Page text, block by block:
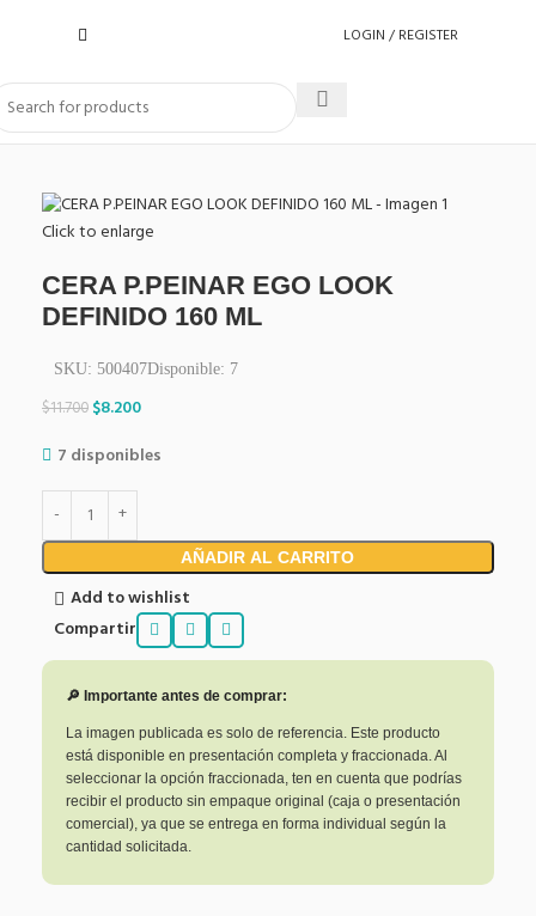
LOGIN / REGISTER
Click to enlarge
CERA P.PEINAR EGO LOOK
DEFINIDO 160 ML
SKU: 500407Disponible: 7
$11.700 $8.200
7 disponibles
AÑADIR AL CARRITO
Add to wishlist
Compartir
🔎 Importante antes de comprar:
La imagen publicada es solo de referencia. Este producto
está disponible en presentación completa y fraccionada. Al
seleccionar la opción fraccionada, ten en cuenta que podrías
recibir el producto sin empaque original (caja o presentación
comercial), ya que se entrega en forma individual según la
cantidad solicitada.